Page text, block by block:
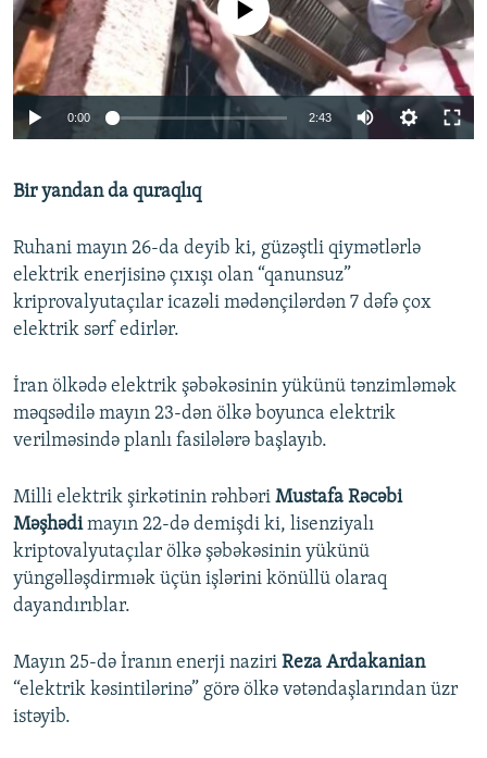
720p 1080p
0:00 2:43
1080p
Bir yandan da quraqlıq
Ruhani mayın 26-da deyib ki, güzəştli qiymətlərlə
elektrik enerjisinə çıxışı olan “qanunsuz”
kriprovalyutaçılar icazəli mədənçilərdən 7 dəfə çox
elektrik sərf edirlər.
İran ölkədə elektrik şəbəkəsinin yükünü tənzimləmək
məqsədilə mayın 23-dən ölkə boyunca elektrik
verilməsində planlı fasilələrə başlayıb.
Milli elektrik şirkətinin rəhbəri Mustafa Rəcəbi
Məşhədimayın 22-də demişdi ki, lisenziyalı
kriptovalyutaçılar ölkə şəbəkəsinin yükünü
yüngəlləşdirmıək üçün işlərini könüllü olaraq
dayandırıblar.
Mayın 25-də İranın enerji naziri Reza Ardakanian
“elektrik kəsintilərinə” görə ölkə vətəndaşlarından üzr
istəyib.